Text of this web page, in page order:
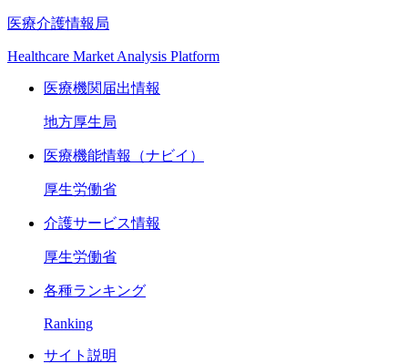
医療介護情報局
Healthcare Market Analysis Platform
医療機関届出情報
地方厚生局
医療機能情報（ナビイ）
厚生労働省
介護サービス情報
厚生労働省
各種ランキング
Ranking
サイト説明